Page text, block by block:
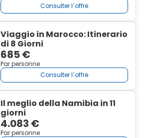
Consulter l´offre
Viaggio in Marocco: Itinerario
di 8 Giorni
685 €
Par personne
Consulter l´offre
Il meglio della Namibia in 11
giorni
4.083 €
Par personne